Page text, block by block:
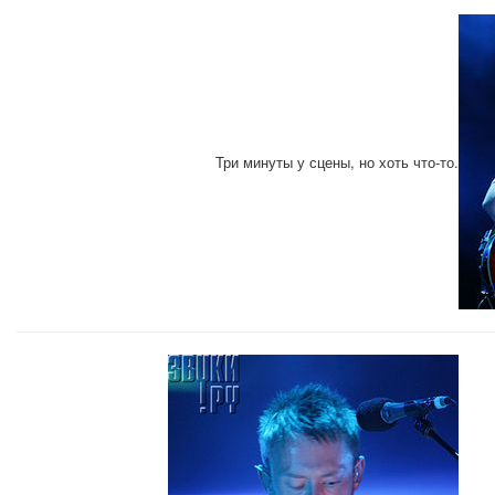
Три минуты у сцены, но хоть что-то.